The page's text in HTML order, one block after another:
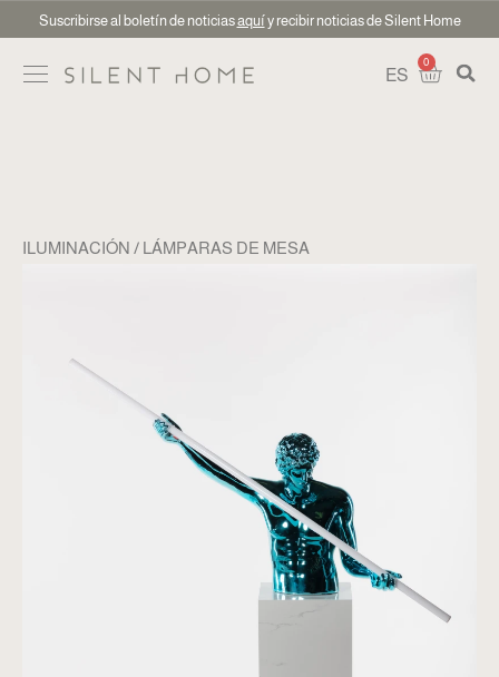
Suscribirse al boletín de noticiasaquíy recibir noticias de Silent Home
ES
0
ILUMINACIÓN LÁMPARAS DE MESA